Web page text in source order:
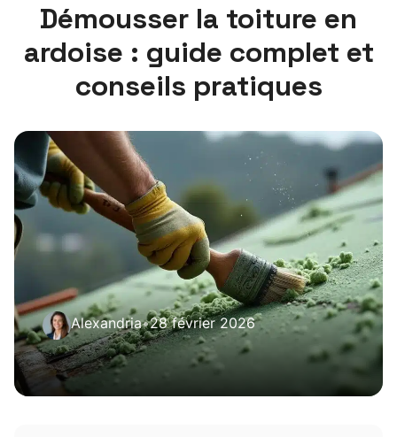
Démousser la toiture en
ardoise : guide complet et
conseils pratiques
Alexandria•28 février 2026